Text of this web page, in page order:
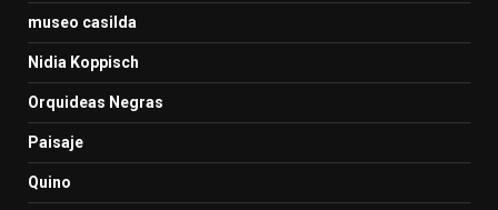
museo casilda
Nidia Koppisch
Orquideas Negras
Paisaje
Quino